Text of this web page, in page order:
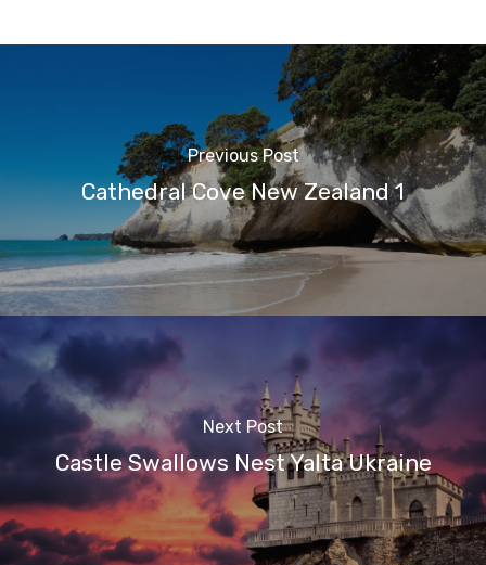
Previous Post
Cathedral Cove New Zealand 1
Next Post
Castle Swallows Nest Yalta Ukraine